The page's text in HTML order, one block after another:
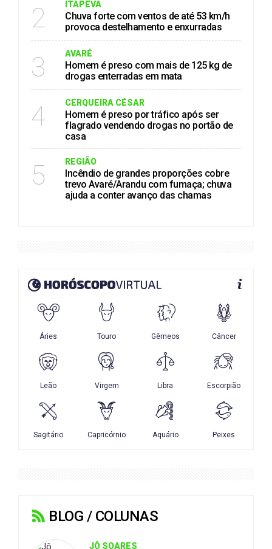
2 ITAPEVA
Chuva forte com ventos de até 53 km/h
provoca destelhamento e enxurradas
3 AVARÉ
Homem é preso com mais de 125 kg de
drogas enterradas em mata
4 CERQUEIRA CÉSAR
Homem é preso por tráfico após ser
flagrado vendendo drogas no portão de
casa
5 REGIÃO
Incêndio de grandes proporções cobre
trevo Avaré/Arandu com fumaça; chuva
ajuda a conter avanço das chamas
BLOG / COLUNAS
JÔ SOARES